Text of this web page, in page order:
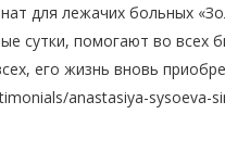
для лежачих больных
сутки, помогают во
его жизнь вновь
anastasiya-sysoeva-